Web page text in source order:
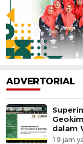
ADVERTORIAL
dalam
19 jam